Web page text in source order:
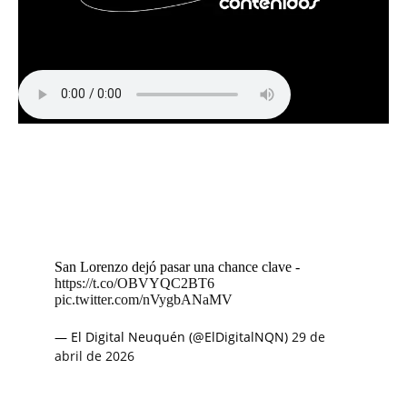
San Lorenzo dejó pasar una chance clave -
https://t.co/OBVYQC2BT6
pic.twitter.com/nVygbANaMV
— El Digital Neuquén (@ElDigitalNQN) 29 de
abril de 2026